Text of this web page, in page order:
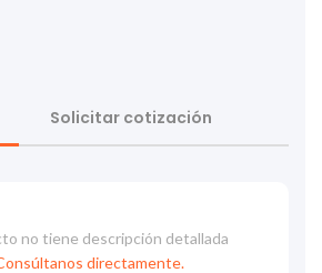
Solicitar cotización
no tiene descripción detallada
directamente.